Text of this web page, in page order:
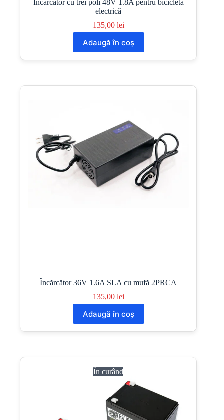
Încărcător cu trei poli 48V 1.8A pentru bicicletă
electrică
135,00 lei
Adaugă în coș
Încărcător 36V 1.6A SLA cu mufă 2PRCA
135,00 lei
Adaugă în coș
În curând